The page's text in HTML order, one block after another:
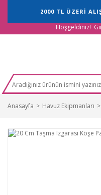
2000 TL ÜZERİ
Hoşgeldiniz!
Anasayfa Havuz Ekipmanları